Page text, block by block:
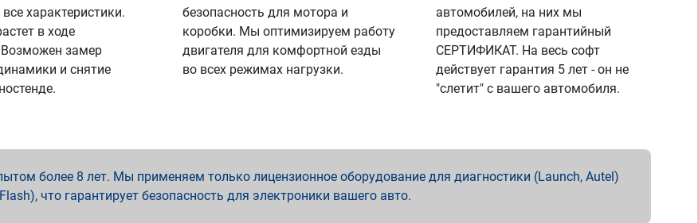
характеристики.
в ходе
замер
и снятие
безопасность для мотора и
коробки. Мы оптимизируем работу
двигателя для комфортной езды
во всех режимах нагрузки.
автомобилей, на них мы
предоставляем гарантийный
СЕРТИФИКАТ. На весь софт
действует гарантия 5 лет - он не
"слетит" с вашего автомобиля.
более 8 лет. Мы применяем только лицензионное оборудование для диагностики (Launch, Autel)
что гарантирует безопасность для электроники вашего авто.